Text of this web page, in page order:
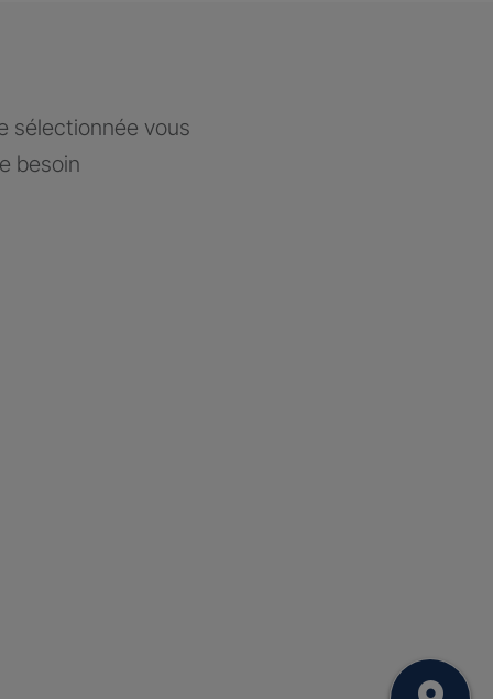
sélectionnée vous
besoin